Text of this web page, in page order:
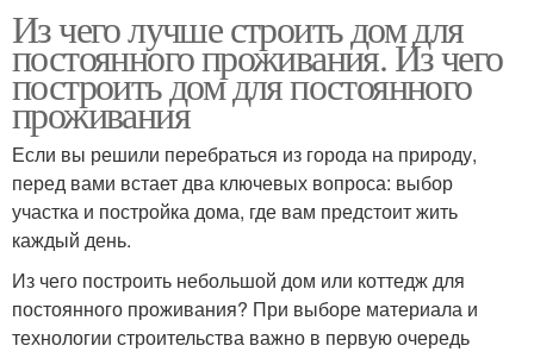
Из чего лучше строить дом для
постоянного проживания. Из чего
построить дом для постоянного
проживания
Если вы решили перебраться из города на природу,
перед вами встает два ключевых вопроса: выбор
участка и постройка дома, где вам предстоит жить
каждый день.
Из чего построить небольшой дом или коттедж для
постоянного проживания? При выборе материала и
технологии строительства важно в первую очередь